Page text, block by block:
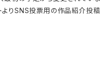
りSNS投票用の作品紹介投